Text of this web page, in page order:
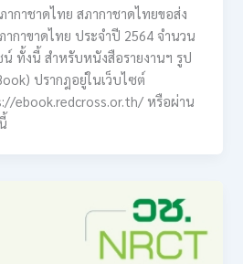
ากาชาดไทย สภากาชาดไทยขอส่ง
ากาขาดไทย ประจำปี 2564 จำนวน
น์ ทั้งนี้ สำหรับหนังสือรายงานฯ รูป
ปรากฎอยู่ในเว็บไซต์
ebook.redcross.or.th/ หรือผ่าน